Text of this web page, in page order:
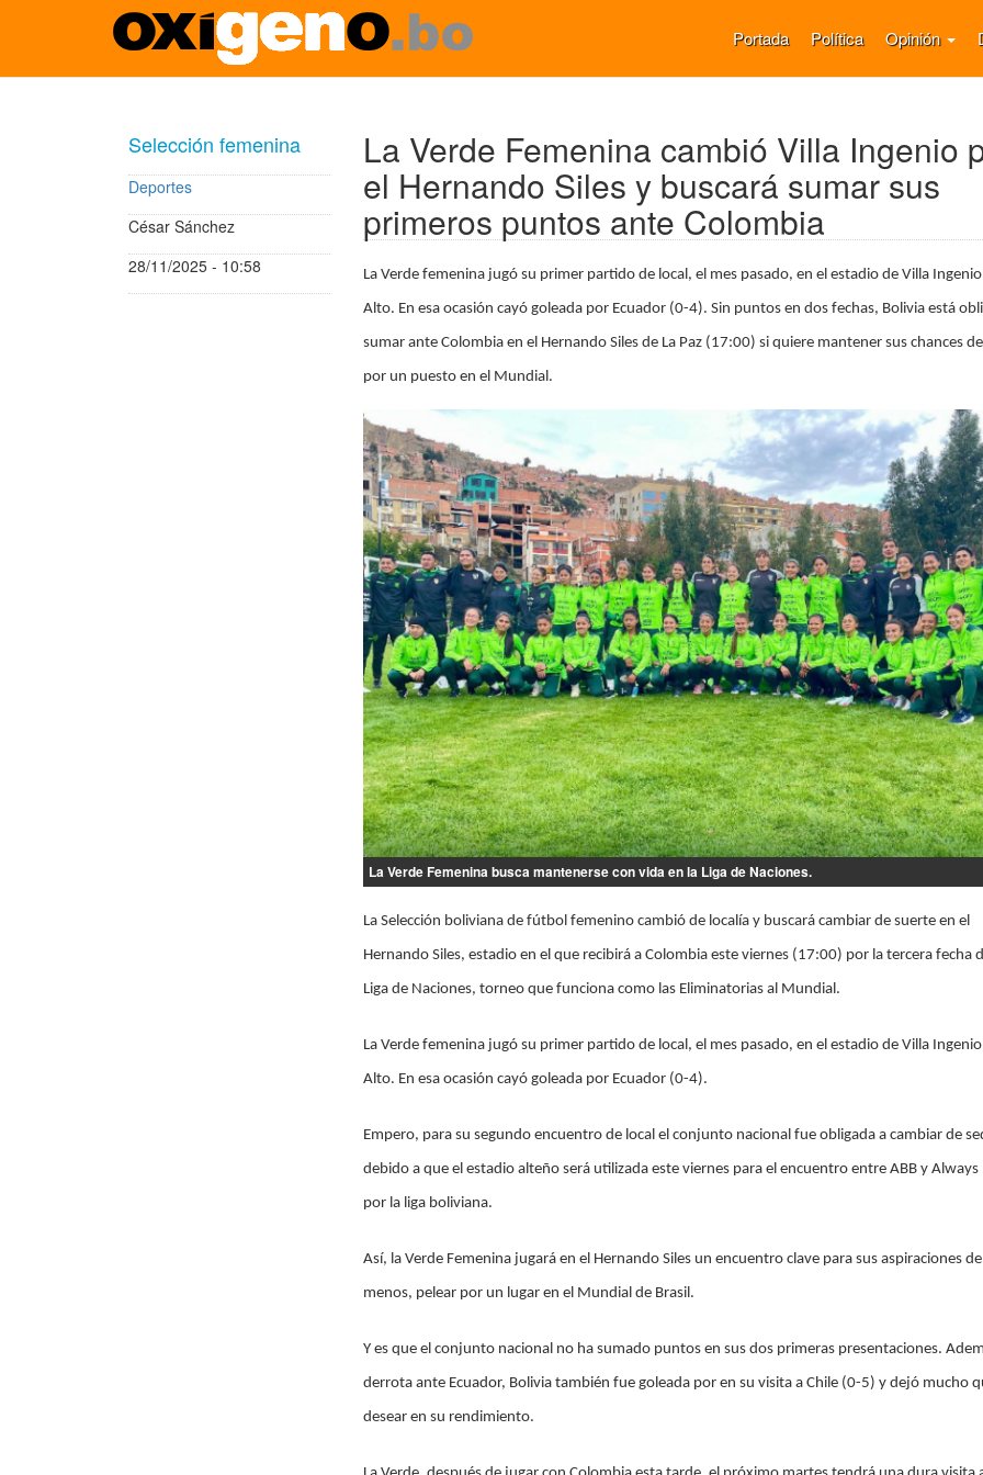
Pasar
Portada Política Opinión
Selección femenina
Deportes
César Sánchez
28/11/2025 - 10:58
La Verde Femenina cambió Villa Ingenio
el Hernando Siles y buscará sumar sus
primeros puntos ante Colombia
La Verde femenina jugó su primer partido de local, el mes pasado, en el estadio de Villa Ingenio
Alto. En esa ocasión cayó goleada por Ecuador (0-4). Sin puntos en dos fechas, Bolivia está
sumar ante Colombia en el Hernando Siles de La Paz (17:00) si quiere mantener sus chances
por un puesto en el Mundial.
La Verde Femenina busca mantenerse con vida en la Liga de Naciones.
La Selección boliviana de fútbol femenino cambió de localía y buscará cambiar de suerte en el
Hernando Siles, estadio en el que recibirá a Colombia este viernes (17:00) por la tercera fecha
Liga de Naciones, torneo que funciona como las Eliminatorias al Mundial.
La Verde femenina jugó su primer partido de local, el mes pasado, en el estadio de Villa Ingenio
Alto. En esa ocasión cayó goleada por Ecuador (0-4).
Empero, para su segundo encuentro de local el conjunto nacional fue obligada a cambiar de
debido a que el estadio alteño será utilizada este viernes para el encuentro entre ABB y Always
por la liga boliviana.
Así, la Verde Femenina jugará en el Hernando Siles un encuentro clave para sus aspiraciones
menos, pelear por un lugar en el Mundial de Brasil.
Y es que el conjunto nacional no ha sumado puntos en sus dos primeras presentaciones.
derrota ante Ecuador, Bolivia también fue goleada por en su visita a Chile (0-5) y dejó mucho
desear en su rendimiento.